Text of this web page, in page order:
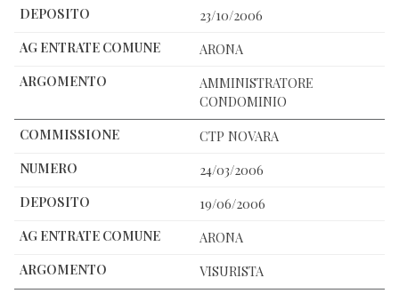
23/10/2006
ARONA
AMMINISTRATORE
CONDOMINIO
CTP NOVARA
24/03/2006
19/06/2006
ARONA
VISURISTA